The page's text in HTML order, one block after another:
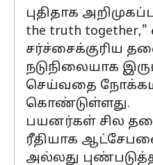
புதிதாக
the truth
சர்ச்சைக்குரிய
நடுநிலையாக
செய்வதை
கொண்டுள்ளது.
பயனர்கள் சில
ரீதியாக
அல்லது